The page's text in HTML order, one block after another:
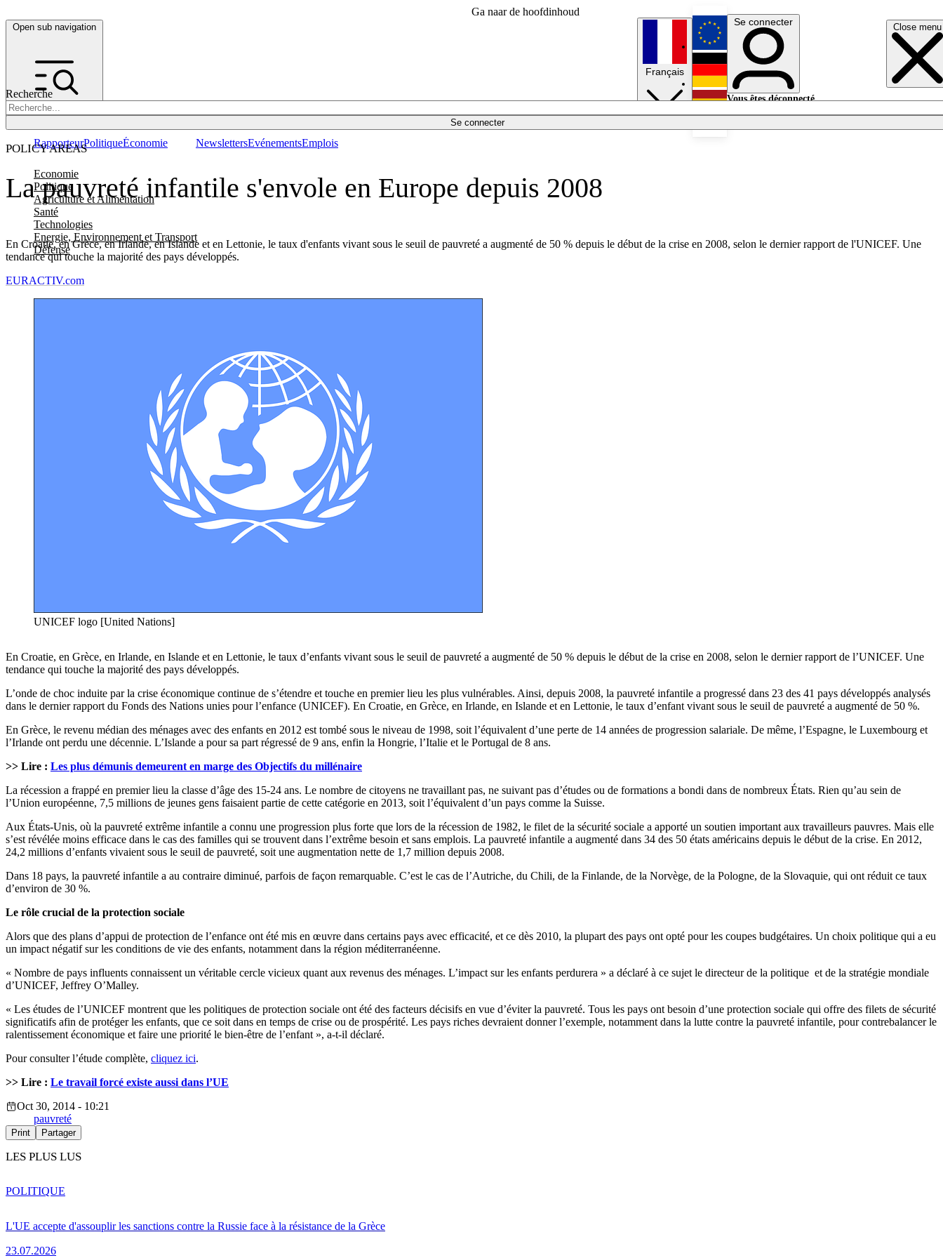
Ga naar de hoofdinhoud
Open sub navigation Close menu
Recherche
Se connecter
POLICY AREAS
Economie
Politique
Agriculture et Alimentation
Santé
Technologies
Energie, Environnement et Transport
Défense
RapporteurPolitiqueÉconomie NewslettersEvénementsEmplois
Français
English
Deutsch
Se connecter
Vous êtes déconnecté.
La pauvreté infantile s'envole en Europe depuis 2008
En Croatie, en Grèce, en Irlande, en Islande et en Lettonie, le taux d'enfants vivant sous le seuil de pauvreté a augmenté de 50 % depuis le début de la crise en 2008, selon le dernier rapport de l'UNICEF. Une
tendance qui touche la majorité des pays développés.
EURACTIV.com
UNICEF logo [United Nations]
En Croatie, en Grèce, en Irlande, en Islande et en Lettonie, le taux d’enfants vivant sous le seuil de pauvreté a augmenté de 50 % depuis le début de la crise en 2008, selon le dernier rapport de l’UNICEF. Une
tendance qui touche la majorité des pays développés.
L’onde de choc induite par la crise économique continue de s’étendre et touche en premier lieu les plus vulnérables. Ainsi, depuis 2008, la pauvreté infantile a progressé dans 23 des 41 pays développés analysés
dans le dernier rapport du Fonds des Nations unies pour l’enfance (UNICEF). En Croatie, en Grèce, en Irlande, en Islande et en Lettonie, le taux d’enfant vivant sous le seuil de pauvreté a augmenté de 50 %.
En Grèce, le revenu médian des ménages avec des enfants en 2012 est tombé sous le niveau de 1998, soit l’équivalent d’une perte de 14 années de progression salariale. De même, l’Espagne, le Luxembourg et
l’Irlande ont perdu une décennie. L’Islande a pour sa part régressé de 9 ans, enfin la Hongrie, l’Italie et le Portugal de 8 ans.
>> Lire : Les plus démunis demeurent en marge des Objectifs du millénaire
La récession a frappé en premier lieu la classe d’âge des 15-24 ans. Le nombre de citoyens ne travaillant pas, ne suivant pas d’études ou de formations a bondi dans de nombreux États. Rien qu’au sein de
l’Union européenne, 7,5 millions de jeunes gens faisaient partie de cette catégorie en 2013, soit l’équivalent d’un pays comme la Suisse.
Aux États-Unis, où la pauvreté extrême infantile a connu une progression plus forte que lors de la récession de 1982, le filet de la sécurité sociale a apporté un soutien important aux travailleurs pauvres. Mais elle
s’est révélée moins efficace dans le cas des familles qui se trouvent dans l’extrême besoin et sans emplois. La pauvreté infantile a augmenté dans 34 des 50 états américains depuis le début de la crise. En 2012,
24,2 millions d’enfants vivaient sous le seuil de pauvreté, soit une augmentation nette de 1,7 million depuis 2008.
Dans 18 pays, la pauvreté infantile a au contraire diminué, parfois de façon remarquable. C’est le cas de l’Autriche, du Chili, de la Finlande, de la Norvège, de la Pologne, de la Slovaquie, qui ont réduit ce taux
d’environ de 30 %.
Le rôle crucial de la protection sociale
Alors que des plans d’appui de protection de l’enfance ont été mis en œuvre dans certains pays avec efficacité, et ce dès 2010, la plupart des pays ont opté pour les coupes budgétaires. Un choix politique qui a eu
un impact négatif sur les conditions de vie des enfants, notamment dans la région méditerranéenne.
« Nombre de pays influents connaissent un véritable cercle vicieux quant aux revenus des ménages. L’impact sur les enfants perdurera » a déclaré à ce sujet le directeur de la politique et de la stratégie mondiale
d’UNICEF, Jeffrey O’Malley.
« Les études de l’UNICEF montrent que les politiques de protection sociale ont été des facteurs décisifs en vue d’éviter la pauvreté. Tous les pays ont besoin d’une protection sociale qui offre des filets de sécurité
significatifs afin de protéger les enfants, que ce soit dans en temps de crise ou de prospérité. Les pays riches devraient donner l’exemple, notamment dans la lutte contre la pauvreté infantile, pour contrebalancer le
ralentissement économique et faire une priorité le bien-être de l’enfant », a-t-il déclaré.
Pour consulter l’étude complète, cliquez ici.
>> Lire : Le travail forcé existe aussi dans l’UE
Oct 30, 2014 - 10:21
pauvreté
Print Partager
LES PLUS LUS
L'UE accepte d'assouplir les sanctions contre la Russie face à la résistance de la Grèce
23.07.2026
POLITIQUE